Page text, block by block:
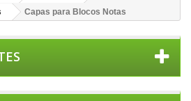
Capas para Blocos Notas